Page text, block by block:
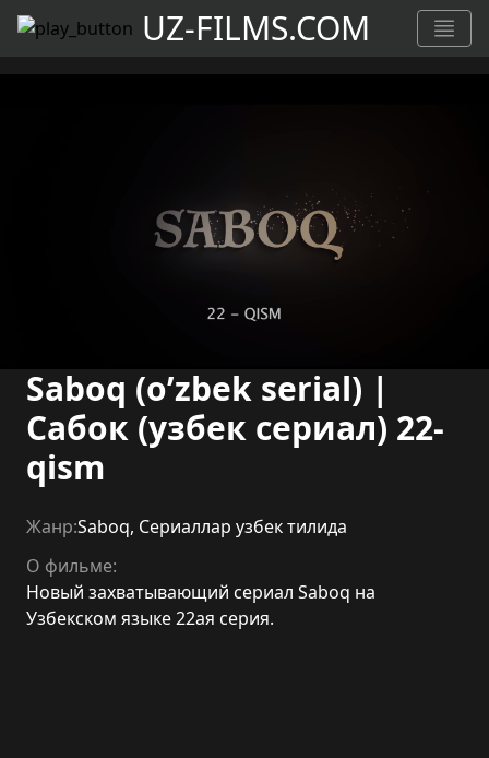
UZ-FILMS.COM
Saboq (o’zbek serial) |
Сабок (узбек сериал) 22-
qism
Жанр:Saboq, Сериаллар узбек тилида
О фильме:
Новый захватывающий сериал Saboq на
Узбекском языке 22ая серия.